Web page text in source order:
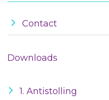
Contact
Downloads
1. Antistolling